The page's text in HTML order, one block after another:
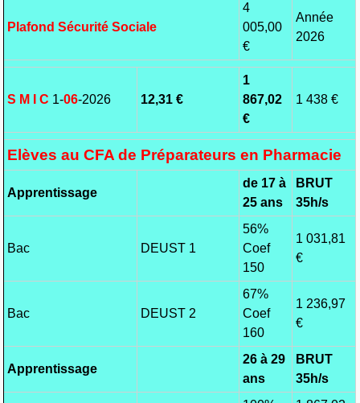
Plafond Sécurité Sociale
4
005,00
€
Année
2026
S M I C 1-06-2026 12,31 €
1
867,02
€
1 438 €
Elèves au CFA de Préparateurs en Pharmacie
Apprentissage
de 17 à
25 ans
BRUT
35h/s
Bac DEUST 1
56%
Coef
150
1 031,81
€
Bac DEUST 2
67%
Coef
160
1 236,97
€
Apprentissage
26 à 29
ans
BRUT
35h/s